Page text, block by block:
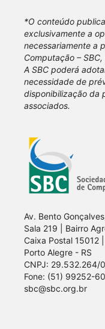
*O conteúdo
exclusivamente a
necessariamente a
Computação –
A SBC poderá
necessidade de
disponibilização da
associados.
Av. Bento
Sala 219 | Bairro
Caixa Postal 15012
Porto Alegre - RS
CNPJ: 29.532.264/
Fone: (51) 99252-
sbc@sbc.org.br